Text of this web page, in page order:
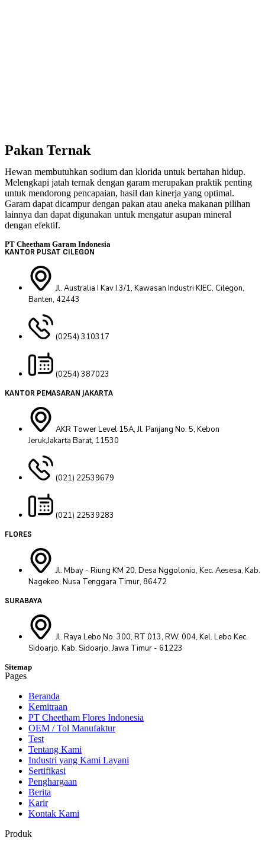
Pakan Ternak
Hewan membutuhkan sodium dan klorida untuk bertahan hidup.
Melengkapi jatah ternak dengan garam merupakan praktik penting
untuk mendorong pencapaian, hasil dan kinerja yang optimal.
Garam dapat dicampur dengan pakan atau aneka makanan pilihan
lainnya dan dapat digunakan untuk mengatur asupan mineral
dengan efektif.
PT Cheetham Garam Indonesia
KANTOR PUSAT CILEGON
Jl. Australia I Kav I.3/1, Kawasan Industri KIEC, Cilegon,
Banten, 42443
(0254) 310317
(0254) 387023
KANTOR PEMASARAN JAKARTA
AKR Tower Level 15A, Jl. Panjang No. 5, Kebon
Jeruk,Jakarta Barat, 11530
(021) 22539679
(021) 22539283
FLORES
Jl. Mbay - Riung KM 20, Desa Nggolonio, Kec. Aesesa, Kab.
Nagekeo, Nusa Tenggara Timur, 86472
SURABAYA
Jl. Raya Lebo No. 300, RT 013, RW. 004, Kel. Lebo Kec.
Sidoarjo, Kab. Sidoarjo, Jawa Timur - 61223
Sitemap
Pages
Beranda
Kemitraan
PT Cheetham Flores Indonesia
OEM / Tol Manufaktur
Test
Tentang Kami
Industri yang Kami Layani
Sertifikasi
Penghargaan
Berita
Karir
Kontak Kami
Produk